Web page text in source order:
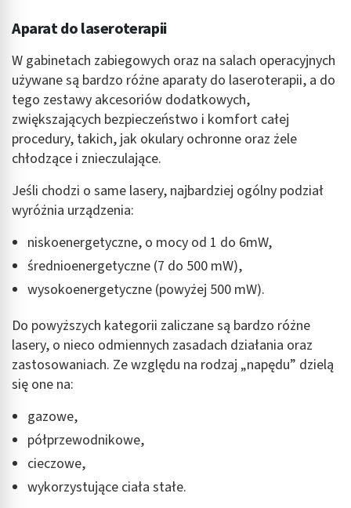
Aparat do laseroterapii
W gabinetach zabiegowych oraz na salach operacyjnych
używane są bardzo różne aparaty do laseroterapii, a do
tego zestawy akcesoriów dodatkowych,
zwiększających bezpieczeństwo i komfort całej
procedury, takich, jak okulary ochronne oraz żele
chłodzące i znieczulające.
Jeśli chodzi o same lasery, najbardziej ogólny podział
wyróżnia urządzenia:
niskoenergetyczne, o mocy od 1 do 6mW,
średnioenergetyczne (7 do 500 mW),
wysokoenergetyczne (powyżej 500 mW).
Do powyższych kategorii zaliczane są bardzo różne
lasery, o nieco odmiennych zasadach działania oraz
zastosowaniach. Ze względu na rodzaj „napędu” dzielą
się one na:
gazowe,
półprzewodnikowe,
cieczowe,
wykorzystujące ciała stałe.